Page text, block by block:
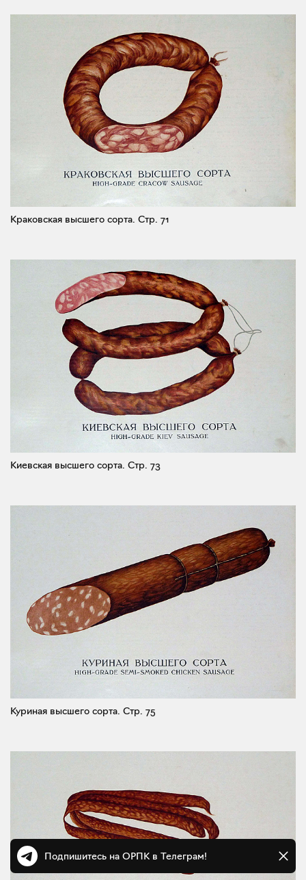
Краковская высшего сорта. Стр. 71
Киевская высшего сорта. Стр. 73
Куриная высшего сорта. Стр. 75
Подпишитесь на ОРПК в Телеграм!